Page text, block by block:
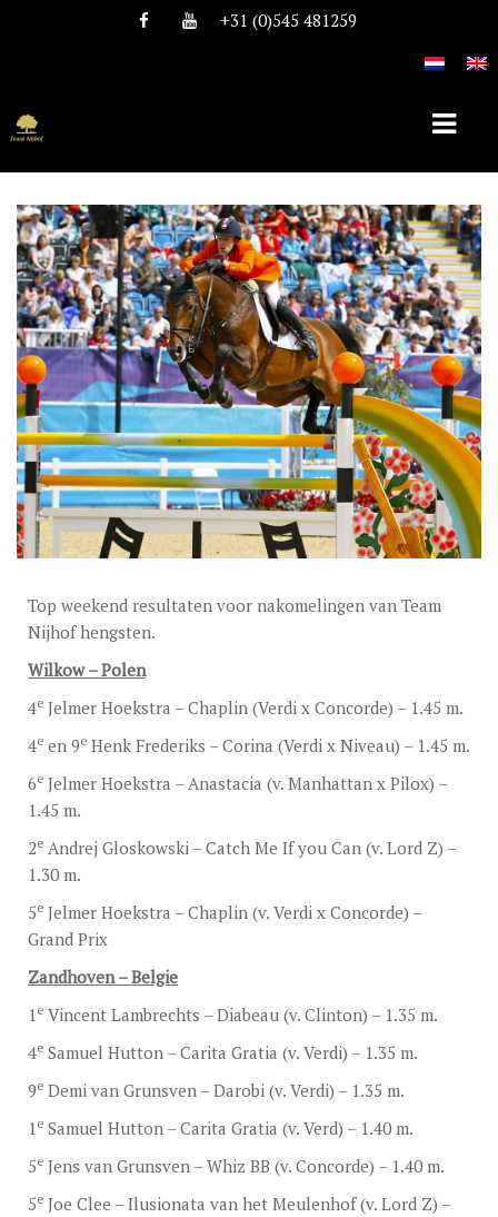
+31 (0)545 481259
HOME
OVER TEAM NIJHOF
HISTORIE
TEAM
VACATURES
DEKHENGSTEN
DEKGELDEN
VIDEO’S
EU-STATION
ICSI
ALGEMENE VOORWAARDEN
BESTELFORMULIER
NIEUWS
TEAM NIJHOF MARKET
CONTACT
Top weekend resultaten voor nakomelingen van Team
Nijhof hengsten.
Wilkow – Polen
4e Jelmer Hoekstra – Chaplin (Verdi x Concorde) – 1.45 m.
4e en 9e Henk Frederiks – Corina (Verdi x Niveau) – 1.45 m.
6e Jelmer Hoekstra – Anastacia (v. Manhattan x Pilox) –
1.45 m.
2e Andrej Gloskowski – Catch Me If you Can (v. Lord Z) –
1.30 m.
5e Jelmer Hoekstra – Chaplin (v. Verdi x Concorde) –
Grand Prix
Zandhoven – Belgie
1 e Vincent Lambrechts – Diabeau (v. Clinton) – 1.35 m.
4e Samuel Hutton – Carita Gratia (v. Verdi) – 1.35 m.
9e Demi van Grunsven – Darobi (v. Verdi) – 1.35 m.
1 e Samuel Hutton – Carita Gratia (v. Verd) – 1.40 m.
5e Jens van Grunsven – Whiz BB (v. Concorde) – 1.40 m.
5e Joe Clee – Ilusionata van het Meulenhof (v. Lord Z) –